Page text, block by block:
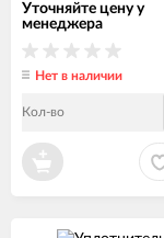
Уточняйте цену у
менеджера
Нет в наличии
Кол-во